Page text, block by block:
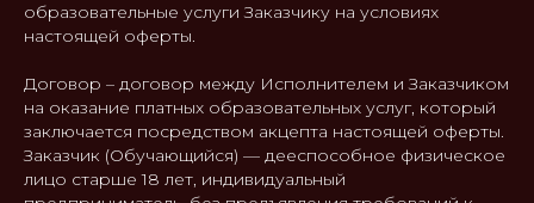
образовательные услуги Заказчику на условиях
настоящей оферты.
Договор – договор между Исполнителем и Заказчиком
на оказание платных образовательных услуг, который
заключается посредством акцепта настоящей оферты.
Заказчик (Обучающийся) — дееспособное физическое
лицо старше 18 лет, индивидуальный